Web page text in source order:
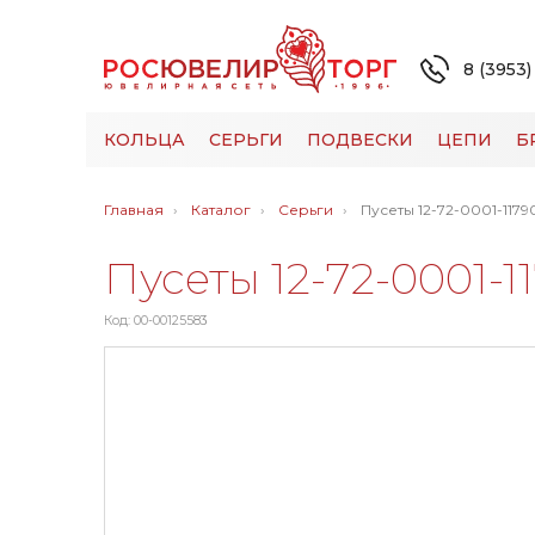
8 (3953)
КОЛЬЦА СЕРЬГИ ПОДВЕСКИ ЦЕПИ
Главная Каталог Серьги Пусеты 12-72-0001-
Пусеты 12-72-0001-
Код: 00-00125583